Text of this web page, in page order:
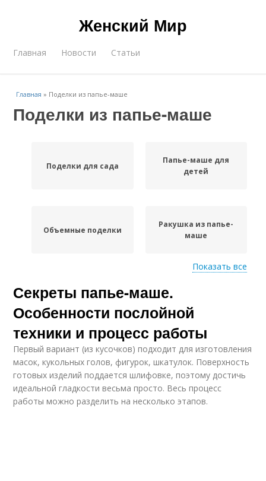
Женский Мир
Главная Новости Статьи
Главная » Поделки из папье-маше
Поделки из папье-маше
Поделки для сада
Папье-маше для
детей
Объемные поделки
Ракушка из папье-
маше
Мастер-класс по
папье-маше
Папье-маше из
туалетной бумаги
Показать все
Секреты папье-маше.
Особенности послойной
техники и процесс работы
Первый вариант (из кусочков) подходит для изготовления
масок, кукольных голов, фигурок, шкатулок. Поверхность
готовых изделий поддается шлифовке, поэтому достичь
идеальной гладкости весьма просто. Весь процесс
работы можно разделить на несколько этапов.